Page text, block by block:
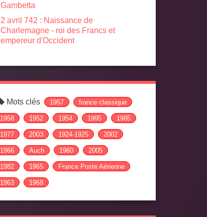
Gambetta
2 avril 742 : Naissance de
Charlemagne - roi des Francs et
empereur d'Occident
Mots clés 1957 france classique
1958 1952 1954 1995 1985
1977 2003 1924-1925 2002
1966 Auch 1960 2005
1982 1965 France Poste Aérienne
1963 1968